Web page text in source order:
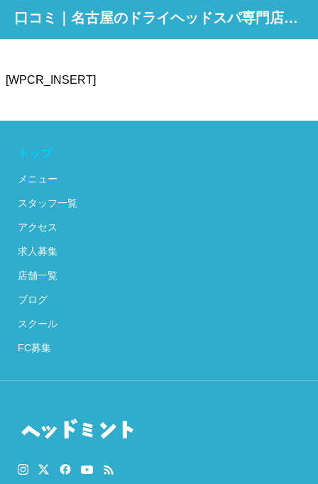
口コミ｜名古屋のドライヘッドスパ専門店「ヘッドミント」
[WPCR_INSERT]
トップ
メニュー
スタッフ一覧
アクセス
求人募集
店舗一覧
ブログ
スクール
FC募集